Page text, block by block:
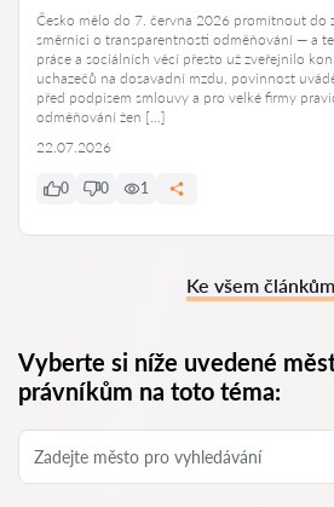
Česko mělo do 7. června 2026 promítnout do
směrnici o transparentnosti odměňování — a
práce a sociálních věcí přesto už zveřejnilo
uchazečů na dosavadní mzdu, povinnost
před podpisem smlouvy a pro velké firmy
odměňování žen […]
22.07.2026
0 0 1
Ke všem článkům
Vyberte si níže uvedené
právníkům na toto téma: